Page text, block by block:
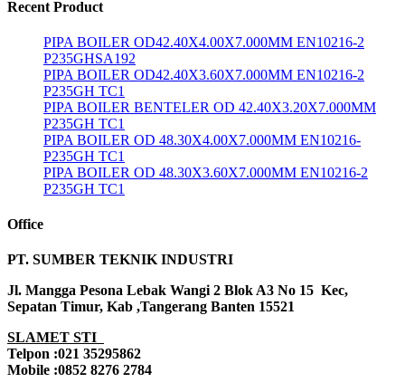
Recent Product
PIPA BOILER OD42.40X4.00X7.000MM EN10216-2
P235GHSA192
PIPA BOILER OD42.40X3.60X7.000MM EN10216-2
P235GH TC1
PIPA BOILER BENTELER OD 42.40X3.20X7.000MM
P235GH TC1
PIPA BOILER OD 48.30X4.00X7.000MM EN10216-
P235GH TC1
PIPA BOILER OD 48.30X3.60X7.000MM EN10216-2
P235GH TC1
Office
PT. SUMBER TEKNIK INDUSTRI
Jl. Mangga Pesona Lebak Wangi 2 Blok A3 No 15 Kec,
Sepatan Timur, Kab ,Tangerang Banten 15521
SLAMET STI
Telpon :021 35295862
Mobile :0852 8276 2784